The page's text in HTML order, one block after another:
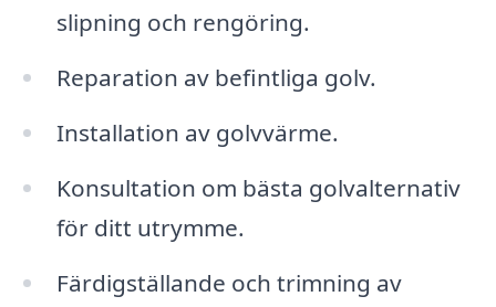
slipning och rengöring.
Reparation av befintliga golv.
Installation av golvvärme.
Konsultation om bästa golvalternativ
för ditt utrymme.
Färdigställande och trimning av